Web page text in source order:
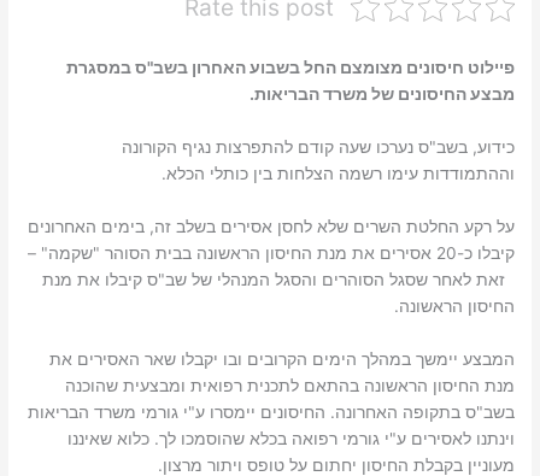
Rate this post
פיילוט חיסונים מצומצם החל בשבוע האחרון בשב"ס במסגרת
מבצע החיסונים של משרד הבריאות.
כידוע, בשב"ס נערכו שעה קודם להתפרצות נגיף הקורונה
וההתמודדות עימו רשמה הצלחות בין כותלי הכלא.
על רקע החלטת השרים שלא לחסן אסירים בשלב זה, בימים האחרונים
קיבלו כ-20 אסירים את מנת החיסון הראשונה בבית הסוהר "שקמה" –
זאת לאחר שסגל הסוהרים והסגל המנהלי של שב"ס קיבלו את מנת
החיסון הראשונה.
המבצע יימשך במהלך הימים הקרובים ובו יקבלו שאר האסירים את
מנת החיסון הראשונה בהתאם לתכנית רפואית ומבצעית שהוכנה
בשב"ס בתקופה האחרונה. החיסונים יימסרו ע"י גורמי משרד הבריאות
וינתנו לאסירים ע"י גורמי רפואה בכלא שהוסמכו לך. כלוא שאיננו
מעוניין בקבלת החיסון יחתום על טופס ויתור מרצון.